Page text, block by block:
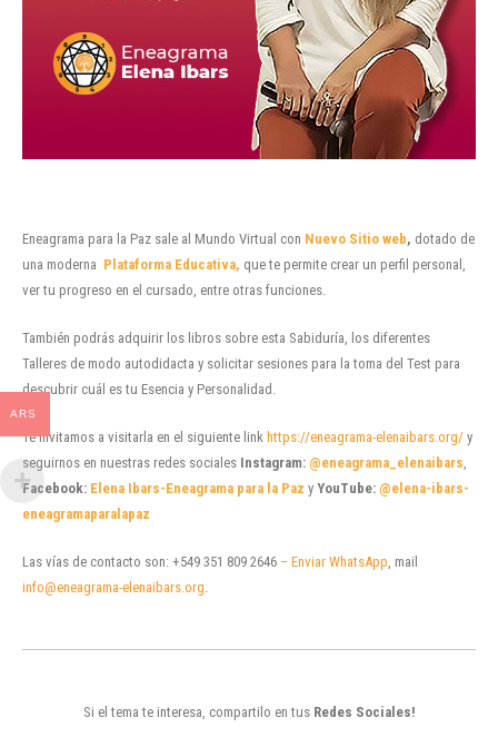
Eneagrama para la Paz sale al Mundo Virtual con Nuevo Sitio web, dotado de
una moderna Plataforma Educativa, que te permite crear un perfil personal,
ver tu progreso en el cursado, entre otras funciones.
También podrás adquirir los libros sobre esta Sabiduría, los diferentes
Talleres de modo autodidacta y solicitar sesiones para la toma del Test para
descubrir cuál es tu Esencia y Personalidad.
Te invitamos a visitarla en el siguiente link https://eneagrama-elenaibars.org/ y
seguirnos en nuestras redes sociales Instagram: @eneagrama_elenaibars
Facebook: Elena Ibars-Eneagrama para la Paz y YouTube: @elena-ibars-
eneagramaparalapaz
Las vías de contacto son: +549 351 809 2646 – Enviar WhatsApp , mail
info@eneagrama-elenaibars.org
Si el tema te interesa, compartilo en tus Redes Sociales!
ARS